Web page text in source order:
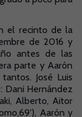
el recinto de la
de 2016 y
antes de las
parte y Aarón
José Luis
Dani Hernández
Alberto, Aitor
Aarón y